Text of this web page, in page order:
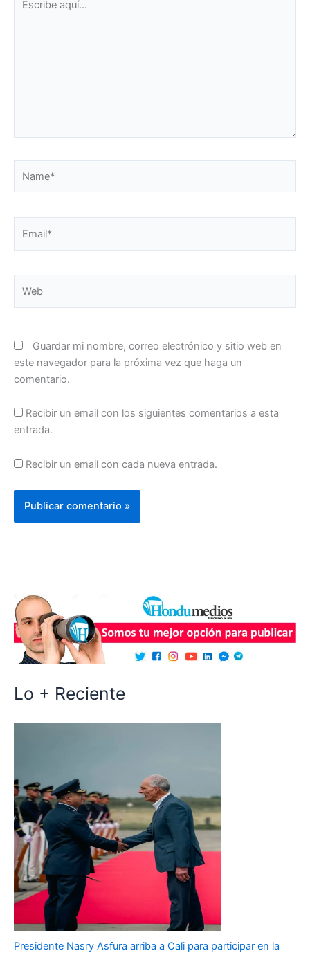
aquí...
Guardar mi nombre, correo electrónico y sitio web en
este navegador para la próxima vez que haga un
comentario.
Recibir un email con los siguientes comentarios a esta
entrada.
Recibir un email con cada nueva entrada.
Lo + Reciente
Presidente Nasry Asfura arriba a Cali para participar en la